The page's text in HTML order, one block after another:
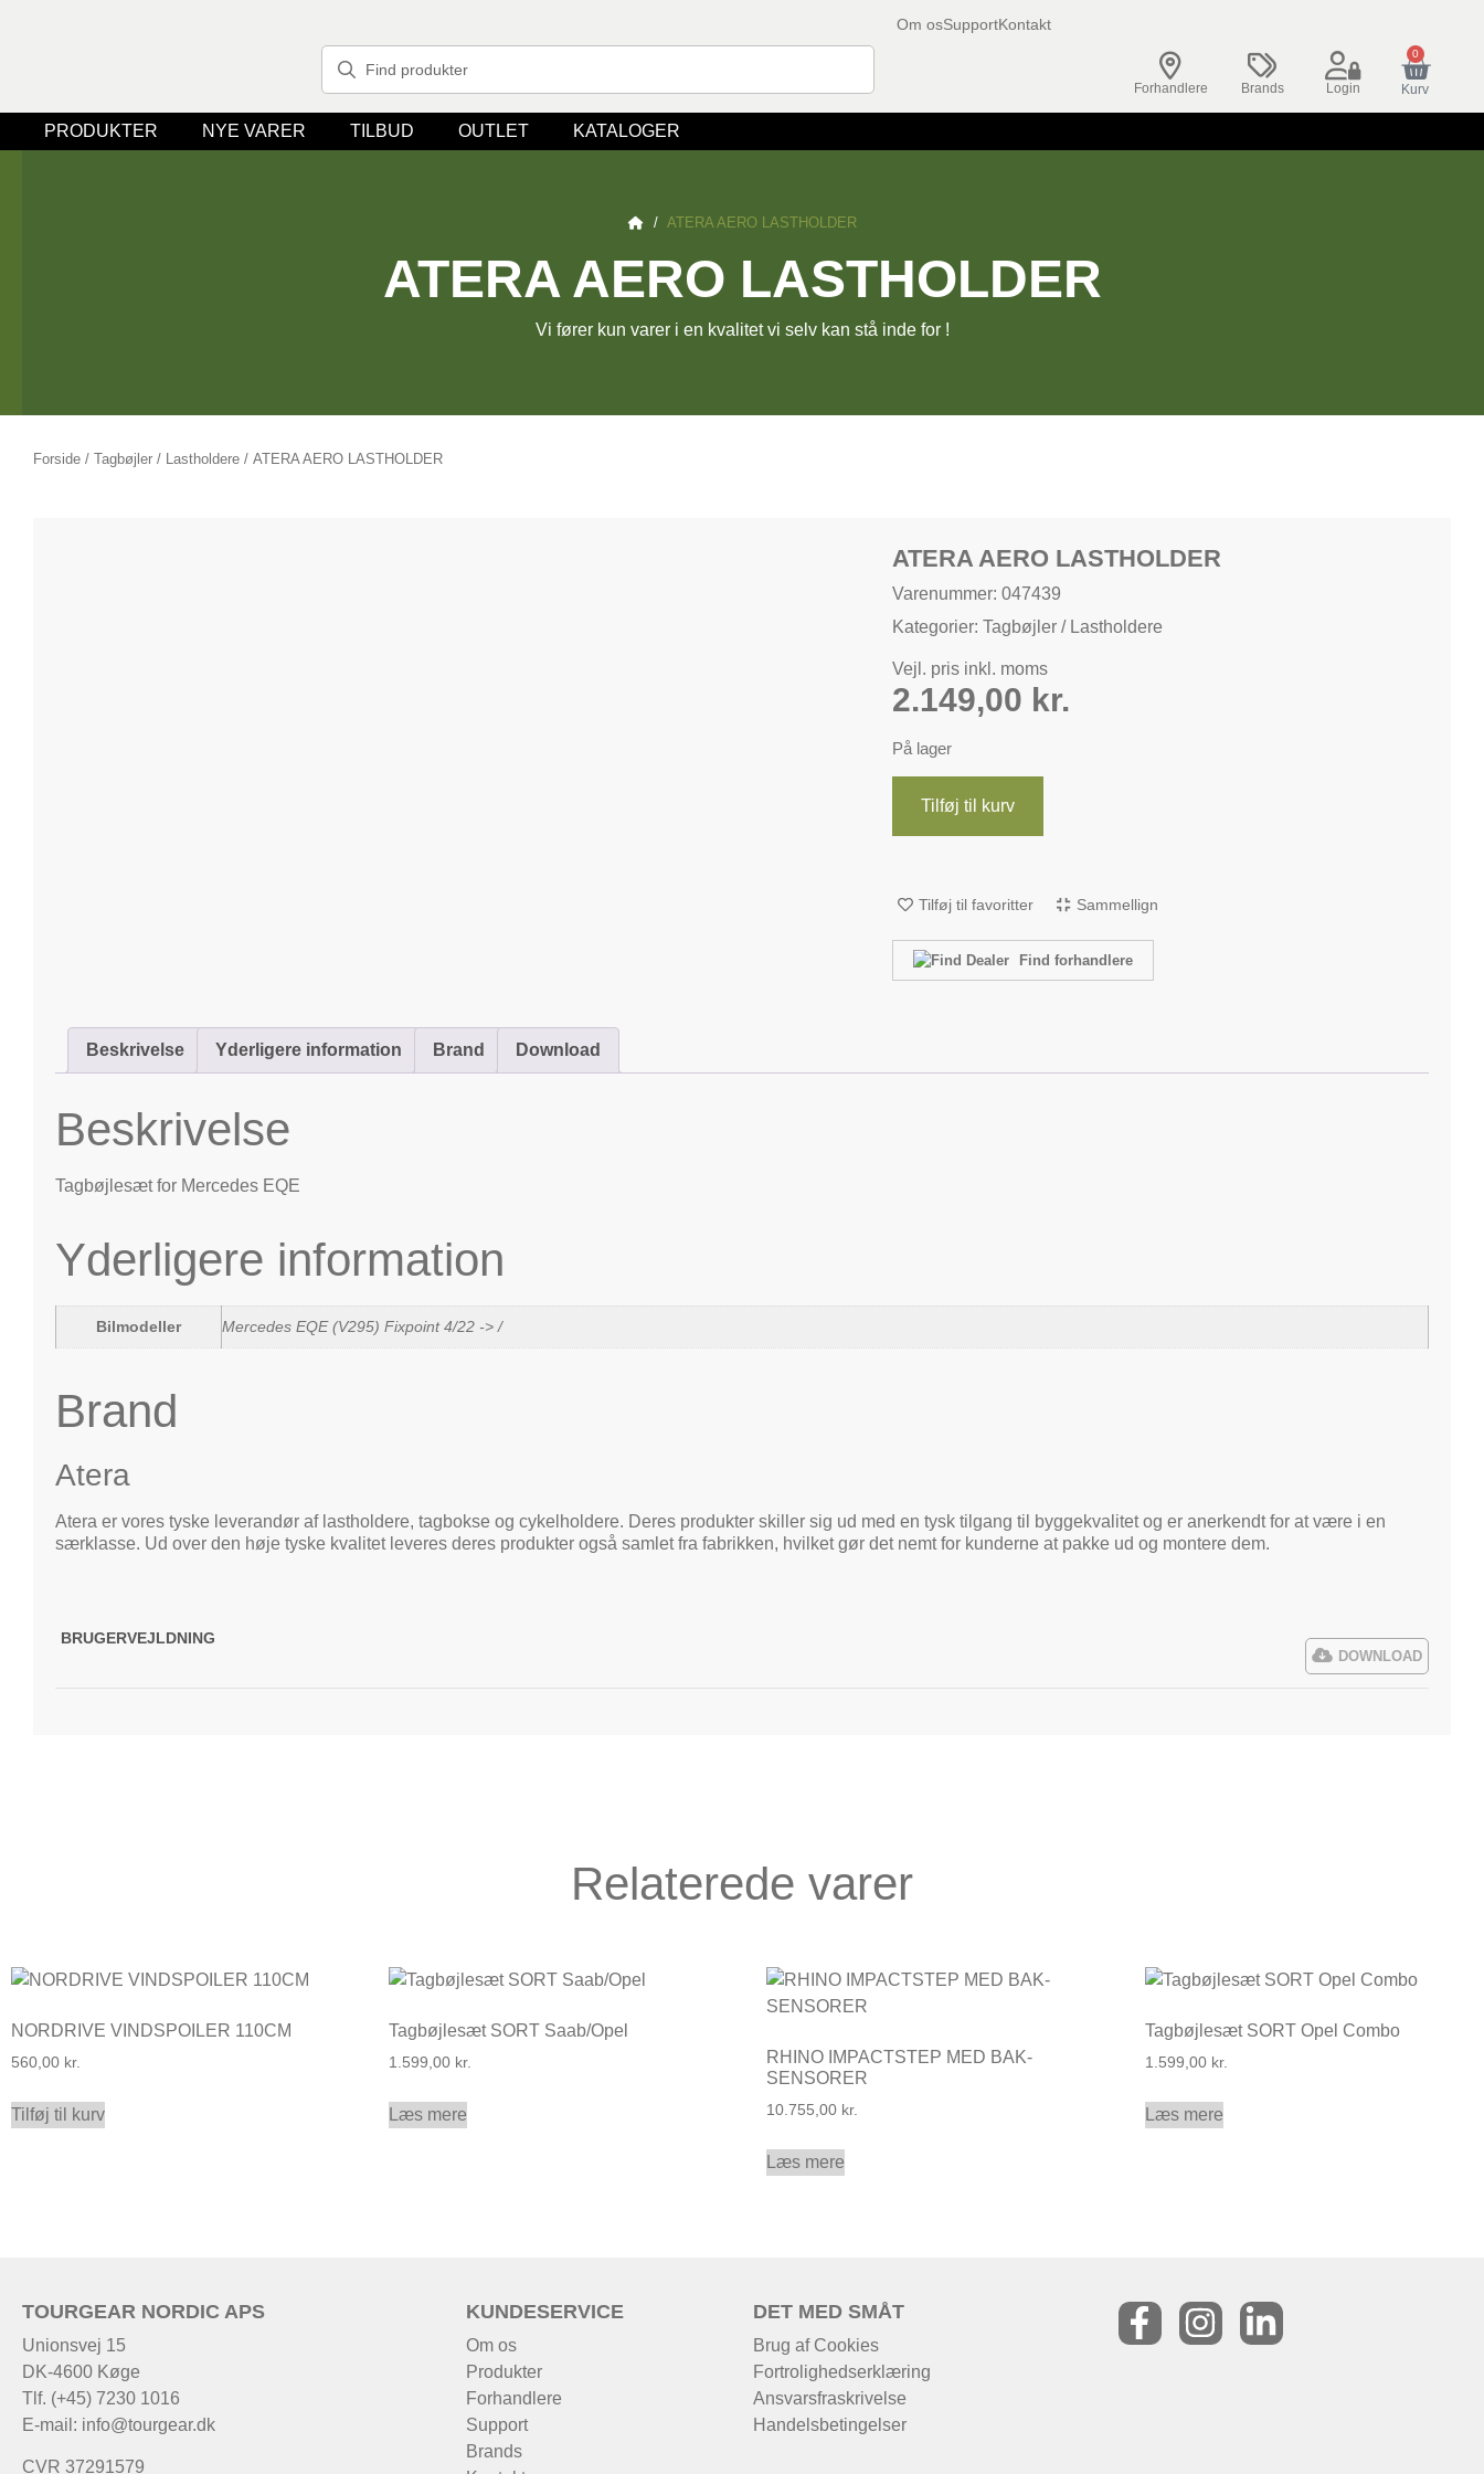
Om osSupportKontakt
Forhandlere Brands Login
0
Kurv
PRODUKTER NYE VARER TILBUD OUTLET KATALOGER
/ ATERA AERO LASTHOLDER
ATERA AERO LASTHOLDER
Vi fører kun varer i en kvalitet vi selv kan stå inde for !
Forside / Tagbøjler / Lastholdere / ATERA AERO LASTHOLDER
ATERA AERO LASTHOLDER
Varenummer: 047439
Kategorier:Tagbøjler / Lastholdere
Vejl. pris inkl. moms
2.149,00 kr.
På lager
Tilføj til kurv
Tilføj til favoritter Sammellign
Find forhandlere
Beskrivelse Yderligere information Brand Download
Beskrivelse
Tagbøjlesæt for Mercedes EQE
Yderligere information
Bilmodeller Mercedes EQE (V295) Fixpoint 4/22 -> /
Brand
Atera
Atera er vores tyske leverandør af lastholdere, tagbokse og cykelholdere. Deres produkter skiller sig ud med en tysk tilgang til byggekvalitet og er anerkendt for at være i en
særklasse. Ud over den høje tyske kvalitet leveres deres produkter også samlet fra fabrikken, hvilket gør det nemt for kunderne at pakke ud og montere dem.
BRUGERVEJLDNING
DOWNLOAD
Relaterede varer
NORDRIVE VINDSPOILER 110CM
560,00 kr.
Tilføj til kurv
Tagbøjlesæt SORT Saab/Opel
1.599,00 kr.
Læs mere
RHINO IMPACTSTEP MED BAK-
SENSORER
10.755,00 kr.
Læs mere
Tagbøjlesæt SORT Opel Combo
1.599,00 kr.
Læs mere
TOURGEAR NORDIC APS
Unionsvej 15
DK-4600 Køge
Tlf. (+45) 7230 1016
E-mail: info@tourgear.dk
CVR 37291579
KUNDESERVICE
Om os
Produkter
Forhandlere
Support
Brands
DET MED SMÅT
Brug af Cookies
Fortrolighedserklæring
Ansvarsfraskrivelse
Handelsbetingelser